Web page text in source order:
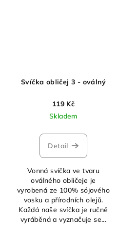
Svíčka obličej 3 - oválný
119 Kč
Skladem
Detail
Vonná svíčka ve tvaru
oválného obličeje je
vyrobená ze 100% sójového
vosku a přírodních olejů.
Každá naše svíčka je ručně
vyráběná a vyznačuje se...